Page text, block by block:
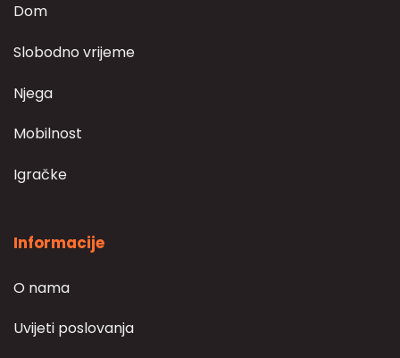
Dom
Slobodno vrijeme
Njega
Mobilnost
Igračke
Informacije
O nama
Uvijeti poslovanja